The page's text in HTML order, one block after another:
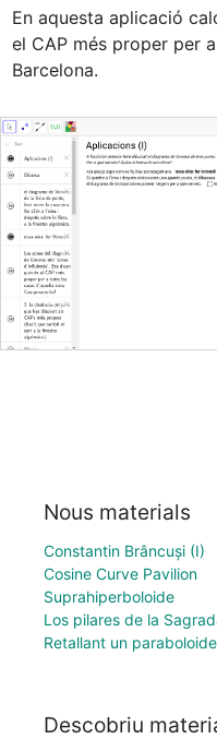
En aquesta aplicació
el CAP més proper per
Barcelona.
Nous materials
Constantin Brâncuși (I)
Cosine Curve Pavilion
Suprahiperboloide
Los pilares de la
Retallant un paraboloide
Descobriu